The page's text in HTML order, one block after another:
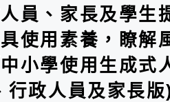
員、家長及學生
使用素養，瞭解
小學使用生成式
行政人員及家長